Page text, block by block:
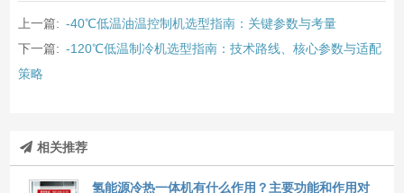
上一篇: -40℃低温油温控制机选型指南：关键参数与考量
下一篇: -120℃低温制冷机选型指南：技术路线、核心参数与适配
策略
相关推荐
氢能源冷热一体机有什么作用？主要功能和作用对